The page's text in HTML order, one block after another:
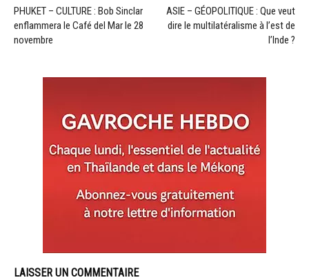
PHUKET – CULTURE : Bob Sinclar
enflammera le Café del Mar le 28
novembre
ASIE – GÉOPOLITIQUE : Que veut
dire le multilatéralisme à l’est de
l’Inde ?
LAISSER UN COMMENTAIRE